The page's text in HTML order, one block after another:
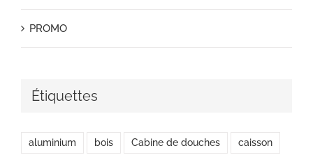
PROMO
Étiquettes
aluminium bois Cabine de douches caisson